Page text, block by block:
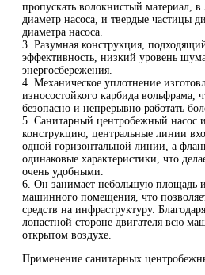
пропускать волокнистый материал,
диаметр насоса, и твердые частицы
диаметра насоса.
3. Разумная конструкция,
эффективность, низкий уровень
энергосбережения.
4. Механическое уплотнение
износостойкого карбида вольфрама,
безопасно и непрерывно работать
5. Санитарный центробежный насос
конструкцию, центральные линии
одной горизонтальной линии, а
одинаковые характеристики, что
очень удобными.
6. Он занимает небольшую площадь и
машинного помещения, что
средств на инфраструктуру.
лопастной стороне двигателя всю
открытом воздухе.
Применение санитарных